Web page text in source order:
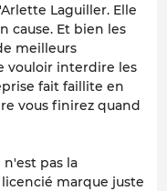
Laguiller. Elle
cause. Et bien les
meilleurs
vouloir interdire les
fait faillite en
vous finirez quand
pas la
marque juste